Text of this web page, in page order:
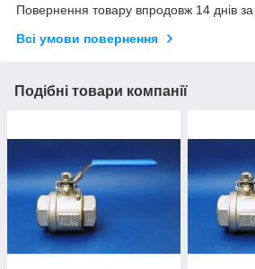
Повернення товару впродовж 14 днів
Всі умови повернення
Подібні товари компанії